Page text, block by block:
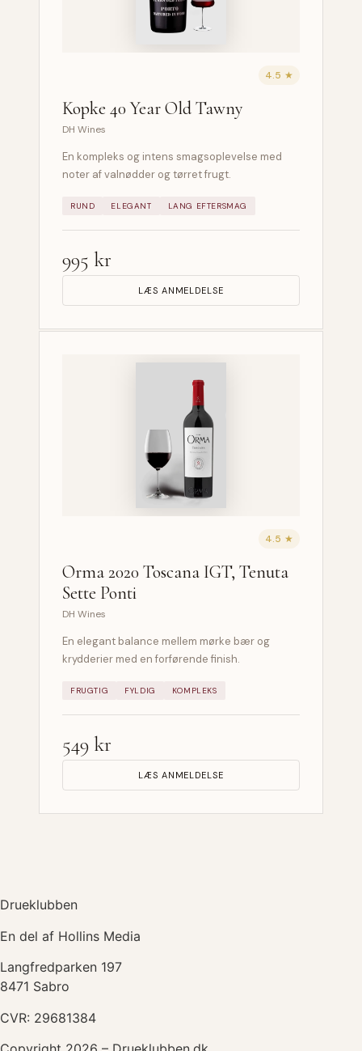
4.5 ★
Kopke 40 Year Old Tawny
DH Wines
En kompleks og intens smagsoplevelse med
noter af valnødder og tørret frugt.
RUND ELEGANT LANG EFTERSMAG
995 kr
LÆS ANMELDELSE
4.5 ★
Orma 2020 Toscana IGT, Tenuta
Sette Ponti
DH Wines
En elegant balance mellem mørke bær og
krydderier med en forførende finish.
FRUGTIG FYLDIG KOMPLEKS
549 kr
LÆS ANMELDELSE
Drueklubben
En del af Hollins Media
Langfredparken 197
8471 Sabro
CVR: 29681384